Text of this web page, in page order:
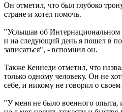
Он отметил, что был глубоко
стране и хотел помочь.
"Услышав об Интернациональном
и на следующий день я пошел в
записаться", - вспомнил он.
Также Кеннеди отметил, что
только одному человеку. Он не
себе, и никому не говорил о
"У меня не было военного опыта,